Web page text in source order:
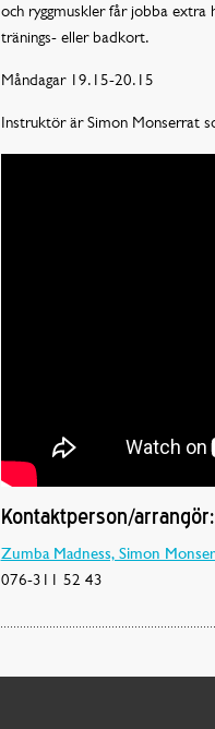
och ryggmuskler får jobba
tränings- eller badkort.
Måndagar 19.15-20.15
Instruktör är Simon Monserrat
Kontaktperson/arrangör:
Zumba Madness, Simon
076-311 52 43